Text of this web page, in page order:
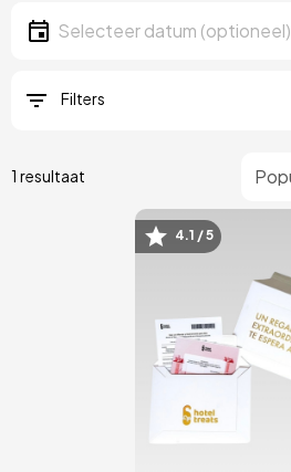
Datum
Selecteer een datum
Filters
1 resultaat
Afbeelding
4.1 / 5